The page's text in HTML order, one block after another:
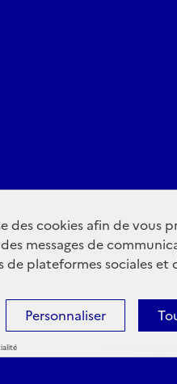
des cookies afin de vous
messages de
de plateformes sociales et
Personnaliser